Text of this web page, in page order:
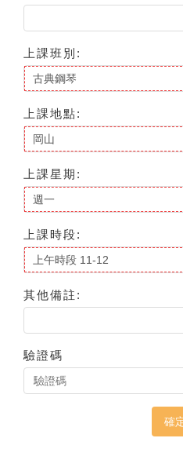
上課班別:
上課地點:
上課星期:
上課時段:
其他備註:
驗證碼
確